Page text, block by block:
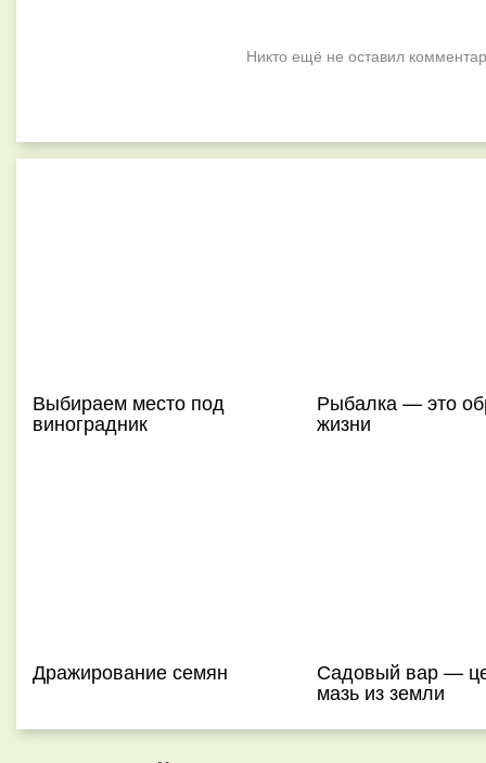
Никто ещё не оставил
Выбираем место под
виноградник
Рыбалка — это
жизни
Дражирование семян Садовый вар —
мазь из земли